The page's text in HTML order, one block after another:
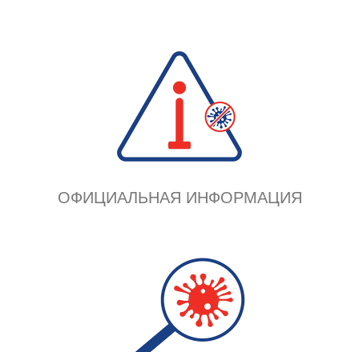
ОФИЦИАЛЬНАЯ ИНФОРМАЦИЯ